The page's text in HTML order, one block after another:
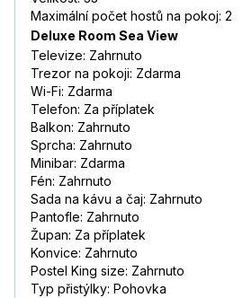
Maximální počet hostů na pokoj: 2
Deluxe Room Sea View
Televize: Zahrnuto
Trezor na pokoji: Zdarma
Wi-Fi: Zdarma
Telefon: Za příplatek
Balkon: Zahrnuto
Sprcha: Zahrnuto
Minibar: Zdarma
Fén: Zahrnuto
Sada na kávu a čaj: Zahrnuto
Pantofle: Zahrnuto
Župan: Za příplatek
Konvice: Zahrnuto
Postel King size: Zahrnuto
Typ přistýlky: Pohovka